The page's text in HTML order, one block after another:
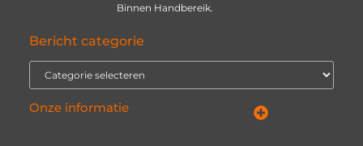
Binnen Handbereik.
Bericht categorie
Onze informatie